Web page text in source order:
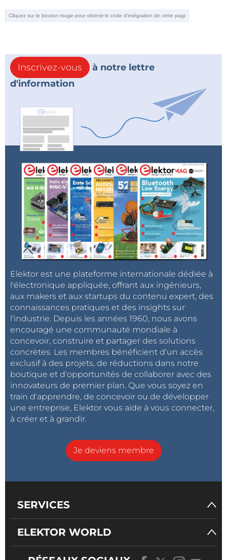
Inscrivez-vous
à notre lettre
d'information
Elektor est une plateforme internationale dédiée à
l'électronique appliquée, offrant aux ingénieurs,
aux makers et aux startups du contenu expert, des
connaissances pratiques et des insights sur
l'industrie. Depuis les années 1960, nous avons
encouragé une communauté mondiale à
concevoir, construire et partager des solutions
concrètes. Les membres bénéficient d'un accès
exclusif à des projets, de réductions dans notre
boutique et d'opportunités de collaborer avec des
innovateurs de premier plan. Que vous soyez en
train d'apprendre, de concevoir ou de développer
une entreprise, Elektor vous aide à vous connecter,
à créer et à grandir.
Je deviens membre
SERVICES
ELEKTOR WORLD